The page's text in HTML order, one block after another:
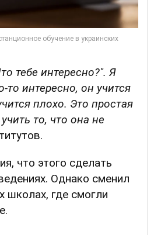
тебе интересно?". Я
то интересно, он учится
плохо. Это простая
то, что она не
что этого сделать
Однако сменил
школах, где смогли